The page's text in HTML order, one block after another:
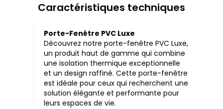
Caractéristiques techniques
Porte-Fenêtre PVC Luxe
Découvrez notre porte-fenêtre PVC Luxe,
un produit haut de gamme qui combine
une isolation thermique exceptionnelle
et un design raffiné. Cette porte-fenêtre
est idéale pour ceux qui recherchent une
solution élégante et performante pour
leurs espaces de vie.